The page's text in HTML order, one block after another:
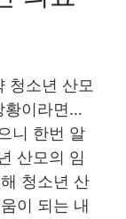
청소년 산모
황이라면…
니 한번 알
산모의 임
청소년 산
이 되는 내